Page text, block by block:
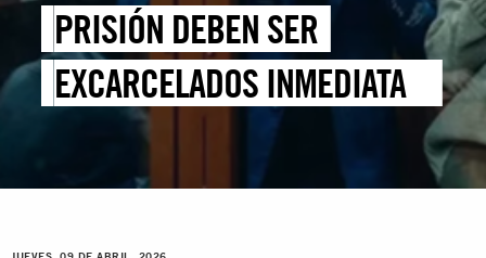
PRISIÓN DEBEN SER
EXCARCELADOS INMEDIATA E
INCONDICIONALMENTE